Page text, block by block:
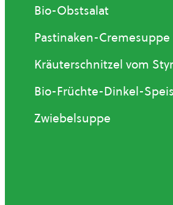
Bio-Obstsalat
Pastinaken-Cremesuppe
Kräuterschnitzel vom
Bio-Früchte-Dinkel-
Zwiebelsuppe